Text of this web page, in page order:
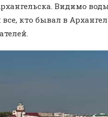
Видимо
все, кто бывал в